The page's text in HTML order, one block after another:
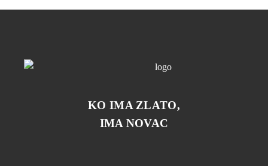
KO IMA ZLATO,
IMA NOVAC